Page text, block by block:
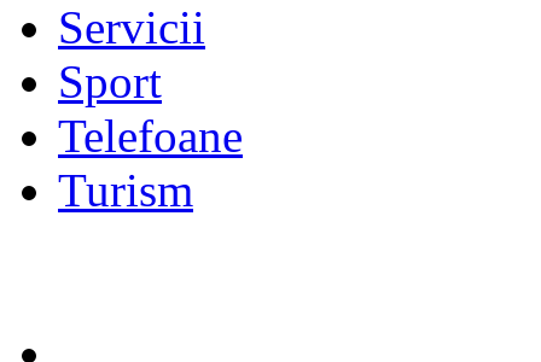
Servicii
Sport
Telefoane
Turism